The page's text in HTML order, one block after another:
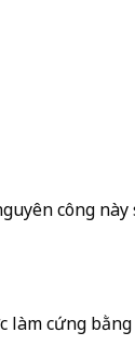
công này
làm cứng